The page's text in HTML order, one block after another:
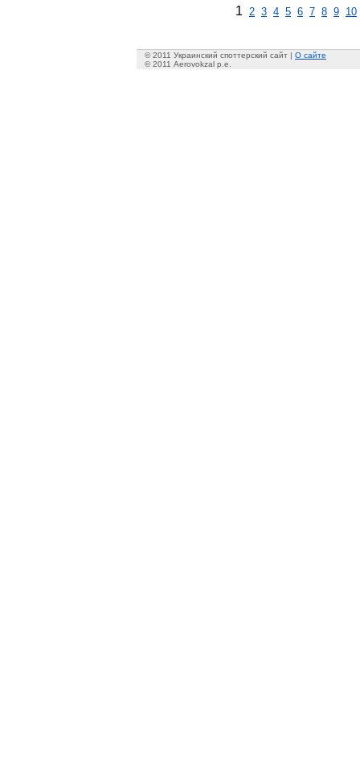
1 2 3 4 5 6 7 8 9 10
© 2011 Украинский споттерский сайт | О сайте
© 2011 Aerovokzal p.e.